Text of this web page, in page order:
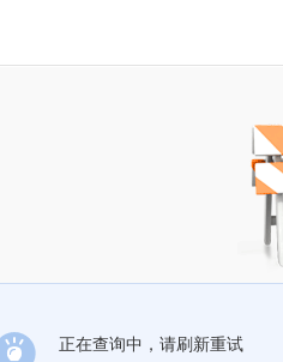
正在查询中，请刷新重试